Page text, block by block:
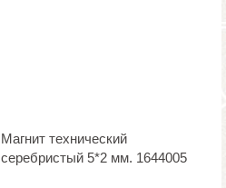
Магнит технический
серебристый 5*2 мм. 1644005